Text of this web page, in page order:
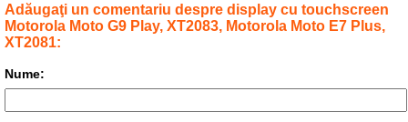
Adăugaţi un comentariu despre display cu touchscreen
Motorola Moto G9 Play, XT2083, Motorola Moto E7 Plus,
XT2081:
Nume: